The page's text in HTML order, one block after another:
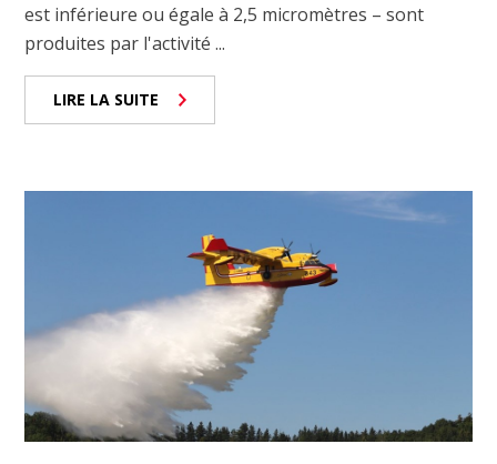
est inférieure ou égale à 2,5 micromètres – sont
produites par l'activité ...
LIRE LA SUITE